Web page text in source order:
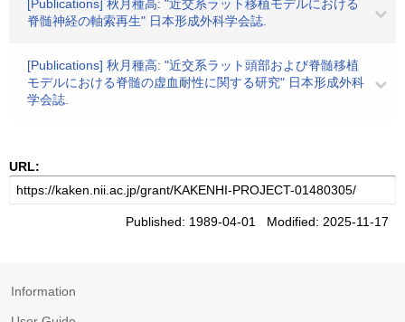
[Publications] 秋月種高: "近交系ラット移植モデルにおける
脊髄神経の軸索再生" 日本形成外科学会誌.
[Publications] 秋月種高: "近交系ラット頭部および脊髄移植
モデルにおける脊髄の虚血耐性に関する研究" 日本形成外科
学会誌.
URL:
Published: 1989-04-01 Modified: 2025-11-17
Information